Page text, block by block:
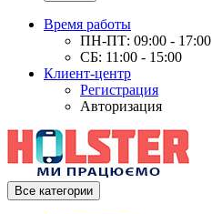
Время работы
ПН-ПТ: 09:00 - 17:00
СБ: 11:00 - 15:00
Клиент-центр
Регистрация
Авторизация
Все категории